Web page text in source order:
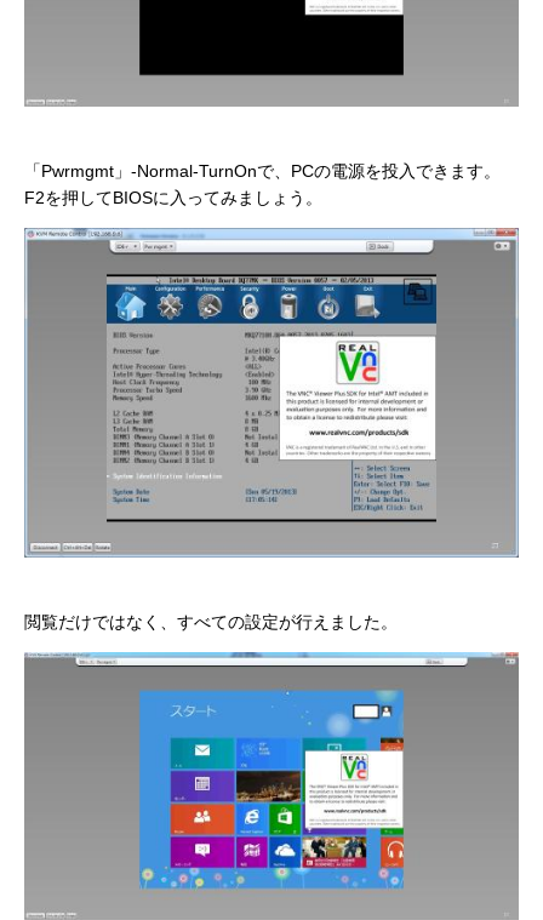
「Pwrmgmt」-Normal-TurnOnで、PCの電源を投入できます。
F2を押してBIOSに入ってみましょう。
閲覧だけではなく、すべての設定が行えました。